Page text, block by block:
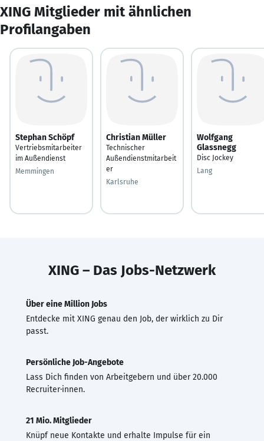
XING Mitglieder mit ähnlichen
Profilangaben
Stephan Schöpf
Vertriebsmitarbeiter
im Außendienst
Memmingen
Christian Müller
Technischer
Außendienstmitarbeit
er
Karlsruhe
Wolfgang
Glassnegg
Disc Jockey
Lang
XING – Das Jobs-Netzwerk
Über eine Million Jobs
Entdecke mit XING genau den Job, der wirklich zu Dir
passt.
Persönliche Job-Angebote
Lass Dich finden von Arbeitgebern und über 20.000
Recruiter·innen.
21 Mio. Mitglieder
Knüpf neue Kontakte und erhalte Impulse für ein